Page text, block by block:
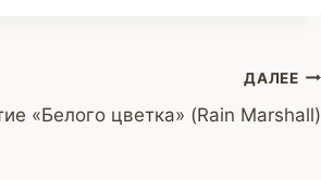
ДАЛЕЕ
«Белого цветка» (Rain Marshall)